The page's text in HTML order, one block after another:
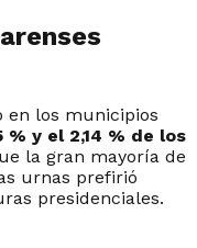
en los municipios
% y el 2,14 % de los
la gran mayoría de
urnas prefirió
presidenciales.